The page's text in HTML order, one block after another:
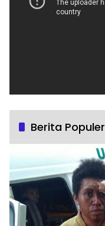
Berita Populer